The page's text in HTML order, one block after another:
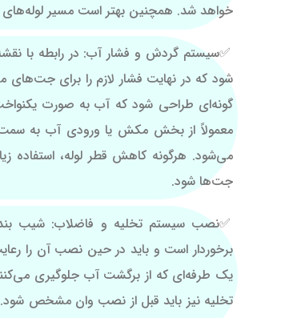
خواهد شد. همچنین بهتر است مسیر
سیستم گردش و فشار آب: در رابطه با
شود که در نهایت فشار لازم را برای جت‌های
گونه‌ای طراحی شود که آب به صورت
معمولاً از بخش مکش یا ورودی آب به
می‌شود. هرگونه کاهش قطر لوله، استفاده
جت‌ها شود.
نصب سیستم تخلیه و فاضلاب: شیب
برخوردار است و باید در حین نصب آن را
یک طرفه‌ای که از برگشت آب جلوگیری
تخلیه نیز باید قبل از نصب وان مشخص